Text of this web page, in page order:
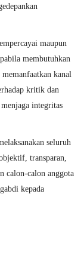
maupun
membutuhkan
kanal
kritik dan
integritas
seluruh
transparan,
calon-calon anggota
kepada